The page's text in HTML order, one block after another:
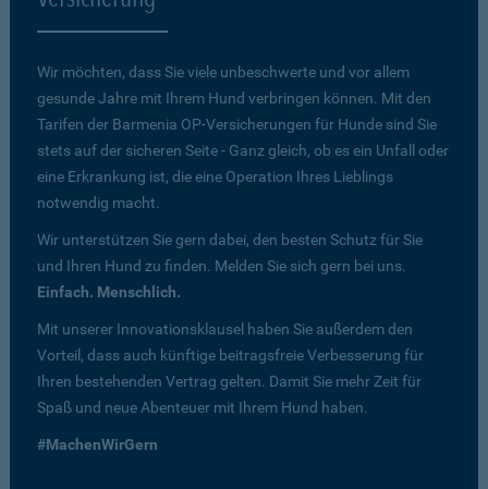
Wir möchten, dass Sie viele unbeschwerte und vor allem
gesunde Jahre mit Ihrem Hund verbringen können. Mit den
Tarifen der Barmenia OP-Versicherungen für Hunde sind Sie
stets auf der sicheren Seite - Ganz gleich, ob es ein Unfall oder
eine Erkrankung ist, die eine Operation Ihres Lieblings
notwendig macht.
Wir unterstützen Sie gern dabei, den besten Schutz für Sie
und Ihren Hund zu finden. Melden Sie sich gern bei uns.
Einfach. Menschlich.
Mit unserer Innovationsklausel haben Sie außerdem den
Vorteil, dass auch künftige beitragsfreie Verbesserung für
Ihren bestehenden Vertrag gelten. Damit Sie mehr Zeit für
Spaß und neue Abenteuer mit Ihrem Hund haben.
#MachenWirGern